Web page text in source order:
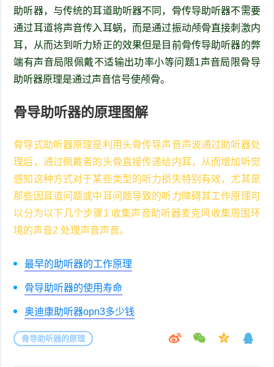
助听器，与传统的耳道助听器不同，骨传导助听器不需要
通过耳道将声音传入耳蜗，而是通过振动颅骨直接刺激内
耳，从而达到听力矫正的效果但是目前骨传导助听器的弊
端有声音局限佩戴不适输出功率小等问题1声音局限骨导
助听器原理是通过声音信号使颅骨。
骨导助听器的原理图解
骨导式助听器原理是利用头骨传导声音声波通过助听器处
理后，通过佩戴者的头骨直接传递给内耳，从而增加听觉
感知这种方式对于某些类型的听力损失特别有效，尤其是
那些因耳道问题或中耳问题导致的听力障碍其工作原理可
以分为以下几个步骤1 收集声音助听器麦克风收集周围环
境的声音2 处理声音声音。
最早的助听器的工作原理
骨导助听器的使用寿命
奥迪康助听器opn3多少钱
骨导助听器的原理